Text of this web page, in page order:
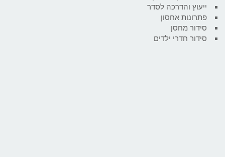
ייעוץ והדרכה לסדר
פתרונות אחסון
סידור מחסן
סידור חדרי ילדים